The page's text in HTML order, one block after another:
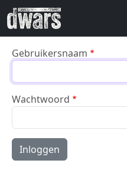
Overslaan en naar de inhoud
Gebruikersnaam
Wachtwoord